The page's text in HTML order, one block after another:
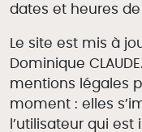
dates et heures de
Le site est mis à
Dominique
mentions légales
moment : elles
l’utilisateur qui est